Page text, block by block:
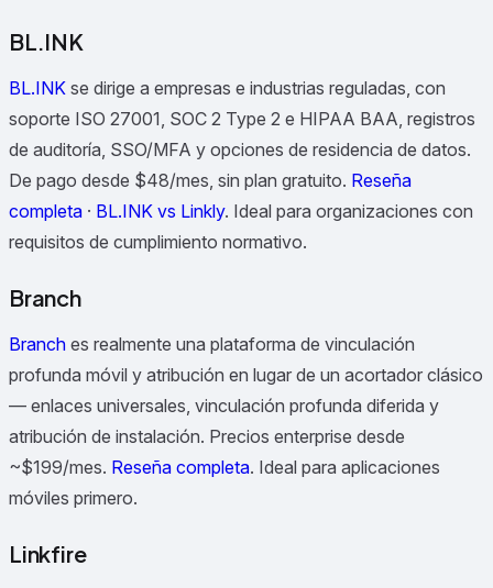
BL.INK
BL.INK se dirige a empresas e industrias reguladas, con
soporte ISO 27001, SOC 2 Type 2 e HIPAA BAA, registros
de auditoría, SSO/MFA y opciones de residencia de datos.
De pago desde $48/mes, sin plan gratuito. Reseña
completa · BL.INK vs Linkly. Ideal para organizaciones con
requisitos de cumplimiento normativo.
Branch
Branch es realmente una plataforma de vinculación
profunda móvil y atribución en lugar de un acortador clásico
— enlaces universales, vinculación profunda diferida y
atribución de instalación. Precios enterprise desde
~$199/mes. Reseña completa. Ideal para aplicaciones
móviles primero.
Linkfire